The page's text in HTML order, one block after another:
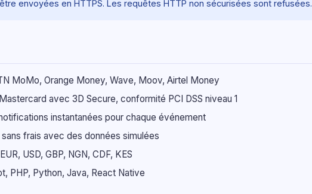
envoyées en HTTPS. Les requêtes HTTP non sécurisées sont refusées.
MoMo, Orange Money, Wave, Moov, Airtel Money
avec 3D Secure, conformité PCI DSS niveau 1
instantanées pour chaque événement
frais avec des données simulées
USD, GBP, NGN, CDF, KES
PHP, Python, Java, React Native